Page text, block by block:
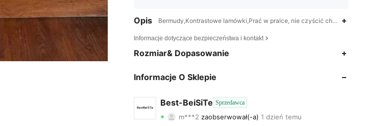
Opis Bermudy,Kontrastowe lamówki,Prać w pralce, nie czyścić chemicznie
Informacje dotyczące bezpieczeństwa i kontakt
Rozmiar& Dopasowanie
Informacje O Sklepie
Best-BeiSiTe Sprzedawca
4,92 20
4,92 20
20
4,92 Ocena 20Artykuły 3.3K Obserwujący